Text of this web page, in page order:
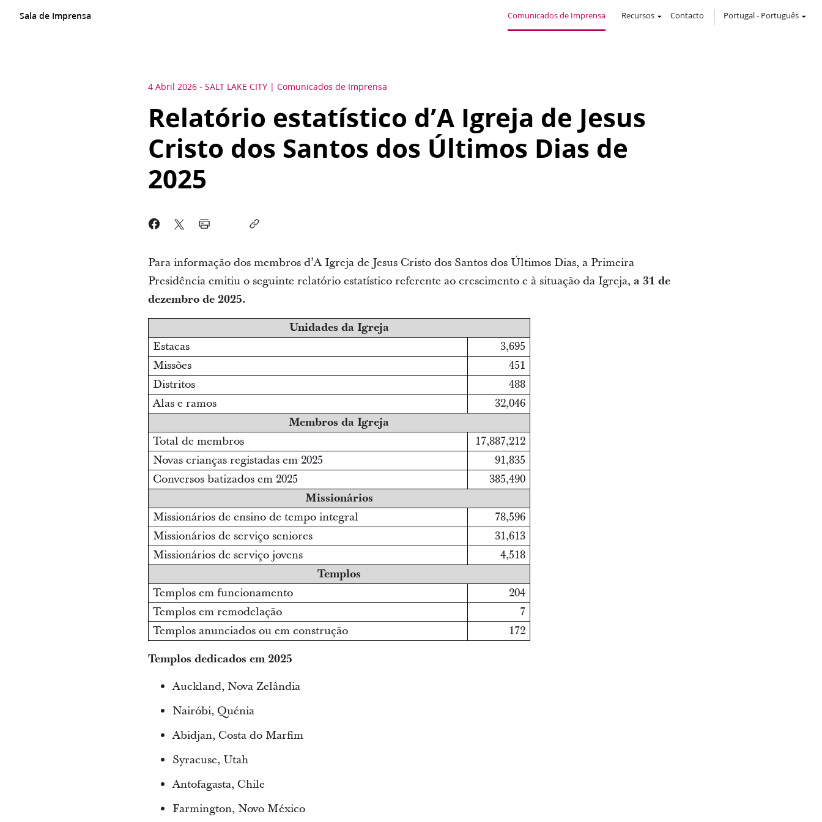
Sala de Imprensa Comunicados de Imprensa Recursos Contacto Portugal- Português
4 Abril 2026 - SALT LAKE CITY Comunicados de Imprensa
Relatório estatístico d’A Igreja de Jesus
Cristo dos Santos dos Últimos Dias de
2025
Para informação dos membros d’A Igreja de Jesus Cristo dos Santos dos Últimos Dias, a Primeira
Presidência emitiu o seguinte relatório estatístico referente ao crescimento e à situação da Igreja, a 31 de
dezembro de 2025.
Unidades da Igreja
Estacas
3,695
Missões
451
Distritos
488
Alas e ramos
32,046
Membros da Igreja
Total de membros
17,887,212
Novas crianças registadas em 2025
91,835
Conversos batizados em 2025
385,490
Missionários
Missionários de ensino de tempo integral
78,596
Missionários de serviço seniores
31,613
Missionários de serviço jovens
4,518
Templos
Templos em funcionamento
204
Templos em remodelação
7
Templos anunciados ou em construção
172
Templos dedicados em 2025
Auckland, Nova Zelândia
Nairóbi, Quénia
Abidjan, Costa do Marfim
Syracuse, Utah
Antofagasta, Chile
Farmington, Novo México